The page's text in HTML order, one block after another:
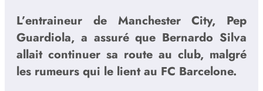
L’entraineur de Manchester City, Pep
Guardiola, a assuré que Bernardo Silva
allait continuer sa route au club, malgré
les rumeurs qui le lient au FC Barcelone.